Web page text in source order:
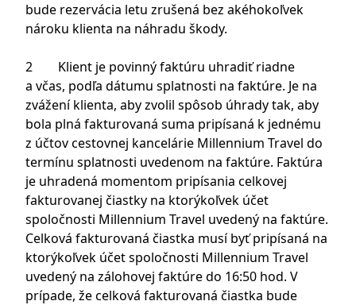
bude rezervácia letu zrušená bez akéhokoľvek
nároku klienta na náhradu škody.
2 Klient je povinný faktúru uhradiť riadne
a včas, podľa dátumu splatnosti na faktúre. Je na
zvážení klienta, aby zvolil spôsob úhrady tak, aby
bola plná fakturovaná suma pripísaná k jednému
z účtov cestovnej kancelárie Millennium Travel do
termínu splatnosti uvedenom na faktúre. Faktúra
je uhradená momentom pripísania celkovej
fakturovanej čiastky na ktorýkoľvek účet
spoločnosti Millennium Travel uvedený na faktúre.
Celková fakturovaná čiastka musí byť pripísaná na
ktorýkoľvek účet spoločnosti Millennium Travel
uvedený na zálohovej faktúre do 16:50 hod. V
prípade, že celková fakturovaná čiastka bude